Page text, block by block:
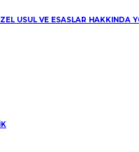
USUL VE ESASLAR HAKKINDA